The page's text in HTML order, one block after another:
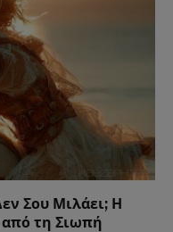
Σου Μιλάει; Η
τη Σιωπή